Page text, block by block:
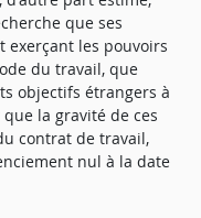
que ses
les pouvoirs
du travail, que
objectifs étrangers à
la gravité de ces
contrat de travail,
nul à la date